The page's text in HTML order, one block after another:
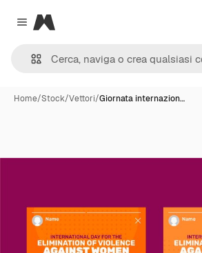
Close menu
Magnific
Home/Stock/Vettori/Giornata internazion…